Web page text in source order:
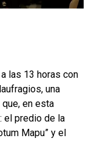
las 13 horas con
una
en esta
el predio de la
Mapu” y el